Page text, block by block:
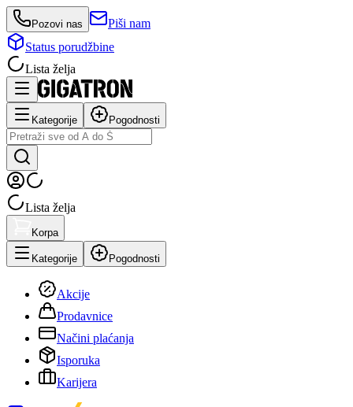
Pozovi nas
Piši nam
Status porudžbine
Lista želja
Kategorije Pogodnosti
Lista želja
Korpa
Kategorije Pogodnosti
Akcije
Prodavnice
Načini plaćanja
Isporuka
Karijera